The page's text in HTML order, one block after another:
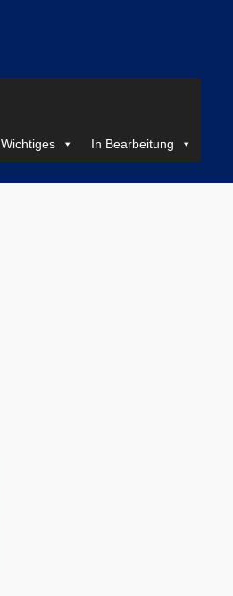
Wichtiges In Bearbeitung